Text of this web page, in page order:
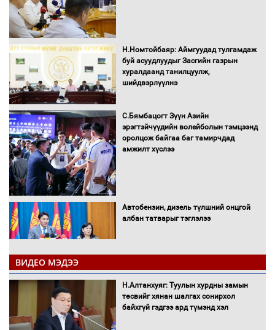
Н.Номтойбаяр: Аймгуудад тулгамдаж
буй асуудлуудыг Засгийн газрын
хуралдаанд танилцуулж,
шийдвэрлүүлнэ
С.Бямбацогт Зүүн Азийн
эрэгтэйчүүдийн волейболын тэмцээнд
оролцож байгаа баг тамирчдад
амжилт хүслээ
Автобензин, дизель түлшний онцгой
албан татварыг тэглэлээ
Санхүүгийн хэмнэлтийн горимд эрүүл
мэндийн салбар хамаарахгүй
ВИДЕО МЭДЭЭ
Н.Алтанхуяг: Туулын хурдны замын
төсвийг хянан шалгах сонирхол
байхгүй гэдгээ ард түмэнд хэл